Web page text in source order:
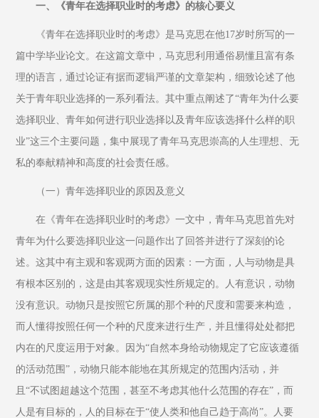
一、《青年在选择职业时的考虑》的核心要义
《青年在选择职业时的考虑》是马克思在他17岁时所写的一
篇中学毕业论文。在这篇文章中，马克思利用通俗易懂且富有条
理的语言，通过论证有据而逻辑严谨的文章架构，细致论述了他
关于青年职业选择的一系列看法。其中重点阐述了“青年为什么要
选择职业、青年如何进行职业选择以及青年应该选择什么样的职
业”这三个主要问题，集中展现了青年马克思崇高的人生理想、无
私的奉献精神和高度的社会责任感。
（一）青年选择职业的原因及意义
在《青年在选择职业时的考虑》一文中，青年马克思首先对
青年为什么要选择职业这一问题作出了回答并进行了深刻的论
述。这其中有主观和客观两方面的因素：一方面，人与动物是具
有根本区别的，这是由其客观现实性所规定的。人有意识，动物
没有意识。动物只是按照它所属的那个种的尺度和需要来构造，
而人懂得按照任何一个种的尺度来进行生产，并且懂得处处都把
内在的尺度运用于对象。因为“自然本身给动物规定了它应该遵循
的活动范围”，动物只能本能地在其所规定的范围内活动，并
且“不试图超越这个范围，甚至不考虑其他什么范围的存在”，而
人是有目标的，人的目标在于“使人类和他自己趋于高尚”。人要